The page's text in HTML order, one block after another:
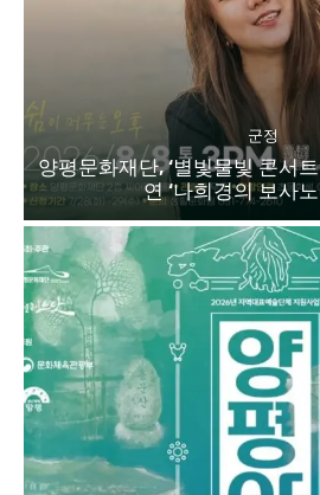
군정
양평문화재단, ‘별빛물빛 콘서
연 ‘나희경의 보사노